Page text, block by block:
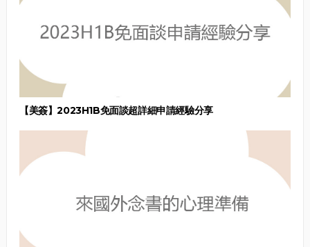
【美簽】2023H1B免面談超詳細申請經驗分享